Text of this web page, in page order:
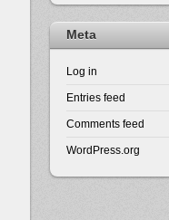
Meta
Log in
Entries feed
Comments feed
WordPress.org